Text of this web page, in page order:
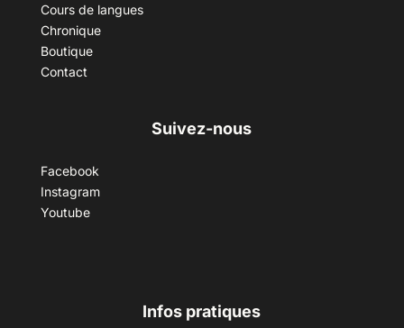
Cours de langues
Chronique
Boutique
Contact
Suivez-nous
Facebook
Instagram
Youtube
Infos pratiques